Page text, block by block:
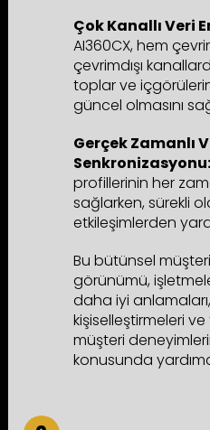
Çok Kanallı Veri
AI360CX, hem
çevrimdışı
toplar ve
güncel olmasını
Gerçek Zamanlı
Senkronizasyonu:
profillerinin her
sağlarken, sürekli
etkileşimlerden
Bu bütünsel
görünümü,
daha iyi
kişiselleştirmeleri
müşteri
konusunda